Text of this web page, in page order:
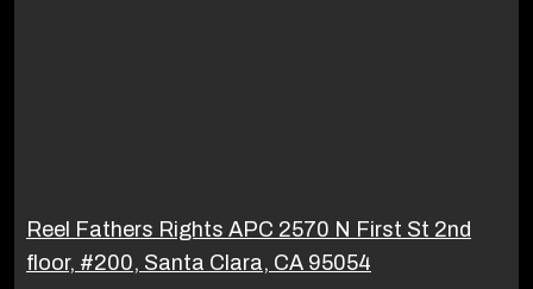
Reel Fathers Rights APC 2570 N First St 2nd
floor, #200, Santa Clara, CA 95054